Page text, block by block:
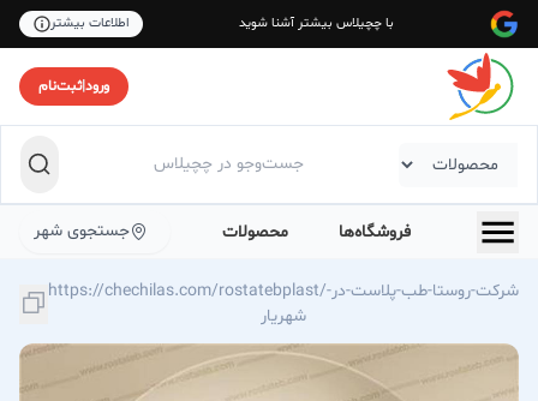
با چچیلاس بیشتر آشنا شوید اطلاعات بیشتر
ورود|ثبت‌نام
فروشگاه‌ها محصولات جستجوی شهر
https://chechilas.com/rostatebplast/شرکت-روستا-طب-پلاست-در-
شهریار